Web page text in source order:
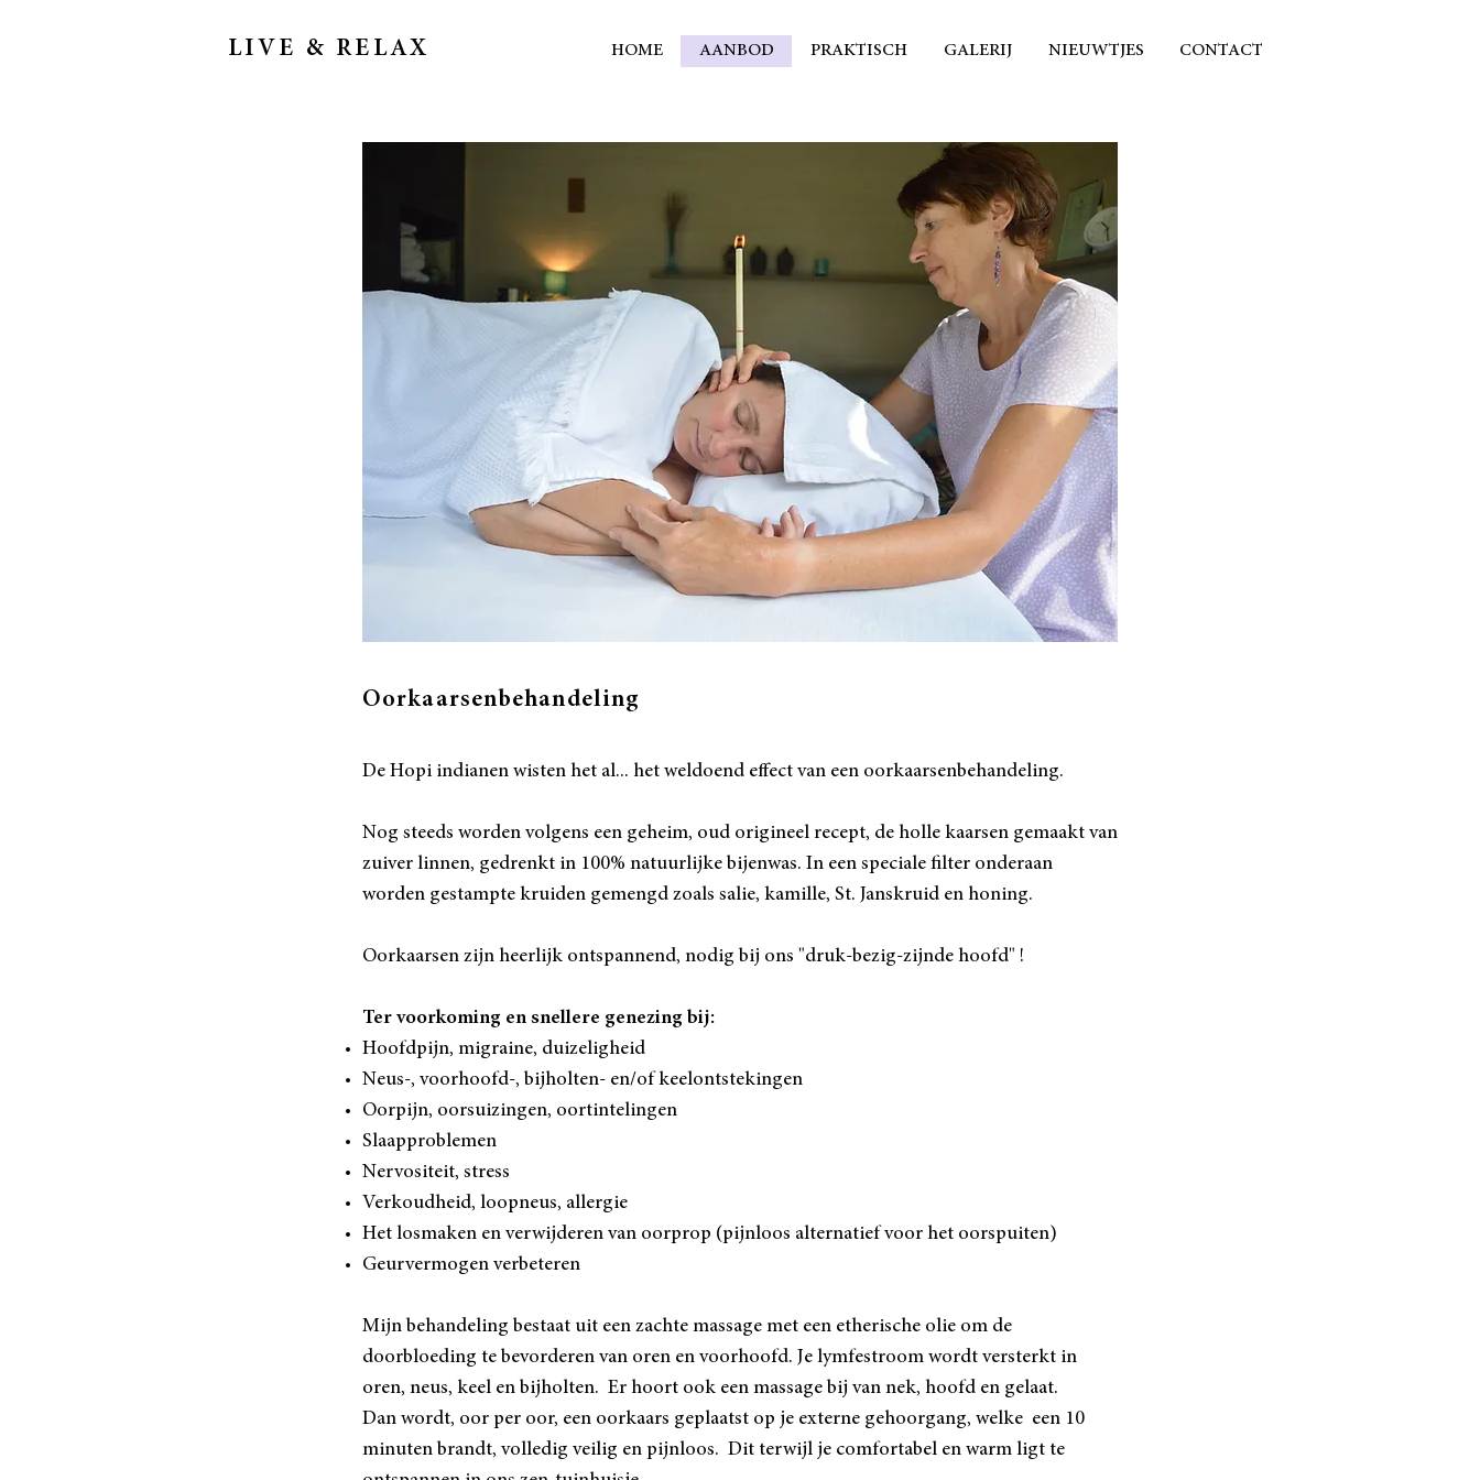
LIVE & RELAX HOME AANBOD PRAKTISCH GALERIJ NIEUWTJES CONTACT
Oorkaarsenbehandeling
De Hopi indianen wisten het al... het weldoend effect van een oorkaarsenbehandeling.
Nog steeds worden volgens een geheim, oud origineel recept, de holle kaarsen gemaakt van
zuiver linnen, gedrenkt in 100% natuurlijke bijenwas. In een speciale filter onderaan
worden gestampte kruiden gemengd zoals salie, kamille, St. Janskruid en honing.
Oorkaarsen zijn heerlijk ontspannend, nodig bij ons "druk-bezig-zijnde hoofd" !
Ter voorkoming en snellere genezing bij:
Hoofdpijn, migraine, duizeligheid
Neus-, voorhoofd-, bijholten- en/of keelontstekingen
Oorpijn, oorsuizingen, oortintelingen
Slaapproblemen
Nervositeit, stress
Verkoudheid, loopneus, allergie
Het losmaken en verwijderen van oorprop (pijnloos alternatief voor het oorspuiten)
Geurvermogen verbeteren
Mijn behandeling bestaat uit een zachte massage met een etherische olie om de
doorbloeding te bevorderen van oren en voorhoofd. Je lymfestroom wordt versterkt in
oren, neus, keel en bijholten. Er hoort ook een massage bij van nek, hoofd en gelaat.
Dan wordt, oor per oor, een oorkaars geplaatst op je externe gehoorgang, welke een 10
minuten brandt, volledig veilig en pijnloos. Dit terwijl je comfortabel en warm ligt te